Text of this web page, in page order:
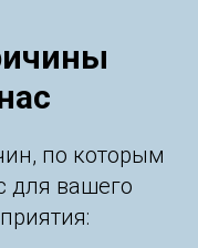
по которым
для вашего